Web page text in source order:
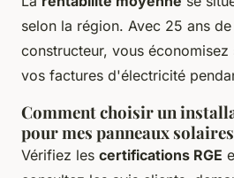
selon la région. Avec 25 ans
constructeur, vous
vos factures d'électricité
Comment choisir un
pour mes panneaux
Vérifiez les certifications RGE